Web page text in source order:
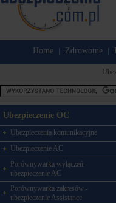
Home Zdrowotne
Ubezpieczenie OC
Ubezpieczenia komunikacyjne
Ubezpieczenie AC
Porównywarka wyłączeń -
ubezpieczenie AC
Porównywarka zakresów -
ubezpieczenie Assistance